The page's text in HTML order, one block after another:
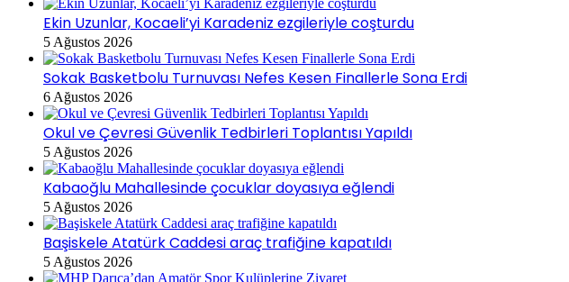
Ekin Uzunlar, Kocaeli’yi Karadeniz ezgileriyle coşturdu
5 Ağustos 2026
Sokak Basketbolu Turnuvası Nefes Kesen Finallerle Sona Erdi
6 Ağustos 2026
Okul ve Çevresi Güvenlik Tedbirleri Toplantısı Yapıldı
5 Ağustos 2026
Kabaoğlu Mahallesinde çocuklar doyasıya eğlendi
5 Ağustos 2026
Başiskele Atatürk Caddesi araç trafiğine kapatıldı
5 Ağustos 2026